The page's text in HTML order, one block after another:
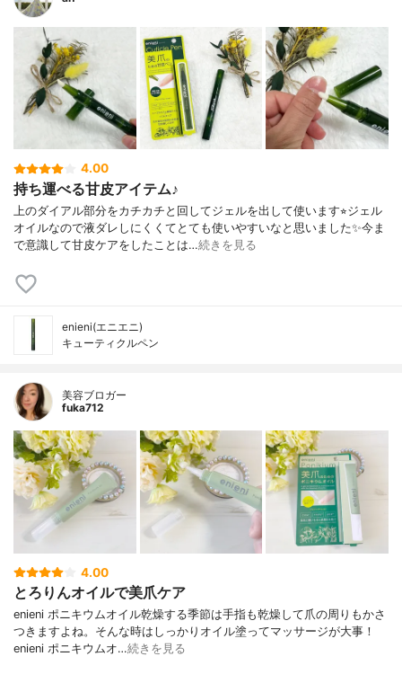
4.00
持ち運べる甘皮アイテム♪
上のダイアル部分をカチカチと回してジェルを出して使います⭐︎ジェル
オイルなので液ダレしにくくてとても使いやすいなと思いました✨今ま
で意識して甘皮ケアをしたことは…続きを見る
enieni(エニエニ)
キューティクルペン
美容ブロガー
fuka712
4.00
とろりんオイルで美爪ケア
enieni ポニキウムオイル乾燥する季節は手指も乾燥して爪の周りもかさ
つきますよね。そんな時はしっかりオイル塗ってマッサージが大事！
enieni ポニキウムオ…続きを見る